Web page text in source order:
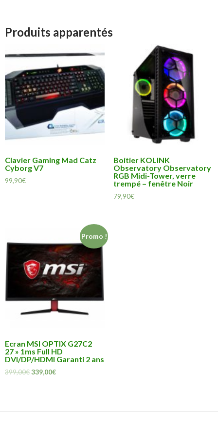
Produits apparentés
Clavier Gaming Mad Catz
Cyborg V7
99,90€
Boitier KOLINK
Observatory Observatory
RGB Midi-Tower, verre
trempé – fenêtre Noir
79,90€
Promo !
Ecran MSI OPTIX G27C2
27 » 1ms Full HD
DVI/DP/HDMI Garanti 2 ans
399,00€339,00€